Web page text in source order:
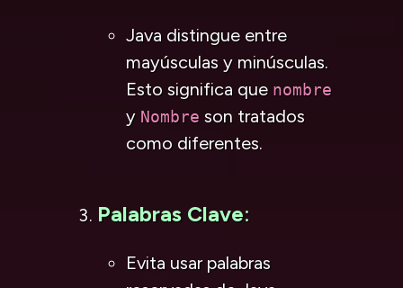
Java distingue entre
mayúsculas y minúsculas.
Esto significa que nombre
y Nombre son tratados
como diferentes.
Palabras Clave:
Evita usar palabras